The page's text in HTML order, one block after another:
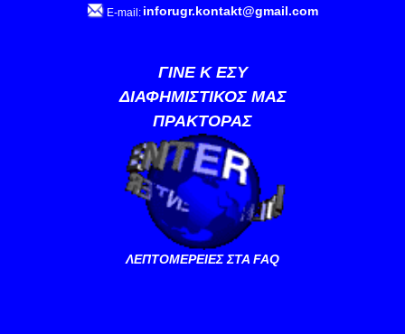
E-mail: inforugr.kontakt@gmail.com
ΓΙΝΕ Κ ΕΣΥ
ΔΙΑΦΗΜΙΣΤΙΚΟΣ ΜΑΣ
ΠΡΑΚΤΟΡΑΣ
ΛΕΠΤΟΜΕΡΕΙΕΣ ΣΤΑ FAQ